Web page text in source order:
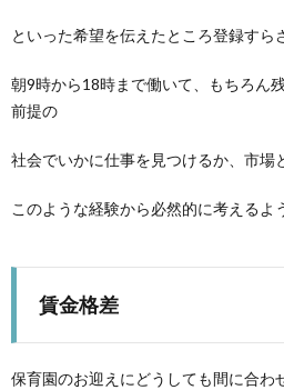
といった希望を伝えたところ登録すら
朝9時から18時まで働いて、もちろん
前提の
社会でいかに仕事を見つけるか、市場
このような経験から必然的に考えるよ
賃金格差
保育園のお迎えにどうしても間に合わ